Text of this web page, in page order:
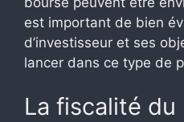
est important de bien
d’investisseur et ses
lancer dans ce type de
La fiscalité du